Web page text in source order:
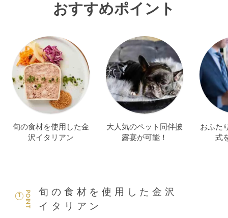
おすすめポイント
旬の食材を使用した金
沢イタリアン
大人気のペット同伴披
露宴が可能！
おふた
式
POINT
1
旬の食材を使用した金沢
イタリアン